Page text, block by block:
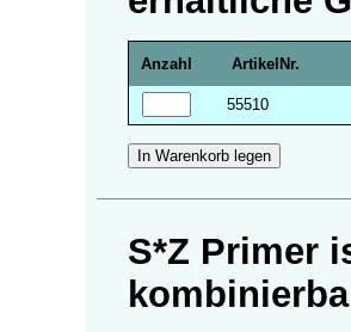
Anzahl Artikel­Nr.
55510
S*Z Primer